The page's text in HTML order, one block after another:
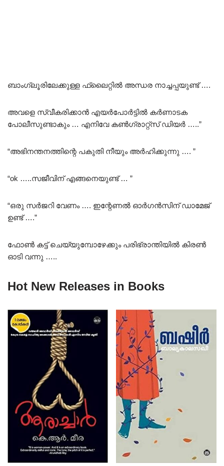
ബാംഗ്ലൂരിലേക്കുള്ള ഫ്ലൈറ്റിൽ അന്ധര നാച്ചപ്പയുണ്ട് ….
അവളെ സ്വീകരിക്കാൻ എയർപോർട്ടിൽ കർണാടക
പോലീസുണ്ടാകും … എനിവേ കൺഗ്രാറ്റ്സ് ഡിയർ …..”
“അഭിനന്തനത്തിന്റെ പകുതി നീയും അർഹിക്കുന്നു …. ”
“ok …..സജീവിന് എങ്ങനെയുണ്ട് … ”
“ഒരു സർജറി വേണം …. ഇന്റേണൽ ഓർഗൻസിന് ഡാമേജ്
ഉണ്ട് ….”
ഫോൺ കട്ട് ചെയ്യുമ്പോഴേക്കും പരിഭ്രാന്തിയിൽ കിരൺ
ഓടി വന്നു …..
Hot New Releases in Books